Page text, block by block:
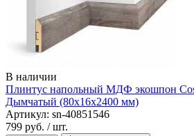
В наличии
Плинтус напольный МДФ экошпон
Дымчатый (80х16х2400 мм)
Артикул: sn-40851546
799 руб. / шт.